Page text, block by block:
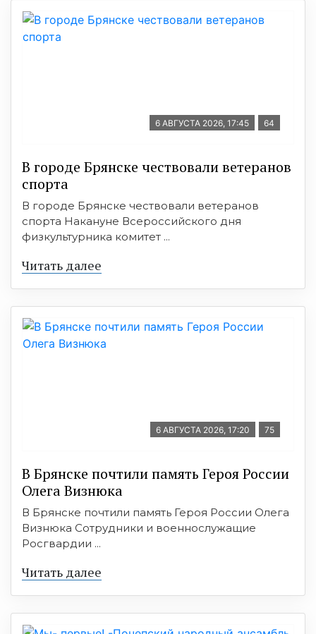
6 АВГУСТА 2026, 17:45 64
В городе Брянске чествовали ветеранов
спорта
В городе Брянске чествовали ветеранов
спорта Накануне Всероссийского дня
физкультурника комитет ...
Читать далее
6 АВГУСТА 2026, 17:20 75
В Брянске почтили память Героя России
Олега Визнюка
В Брянске почтили память Героя России Олега
Визнюка Сотрудники и военнослужащие
Росгвардии ...
Читать далее